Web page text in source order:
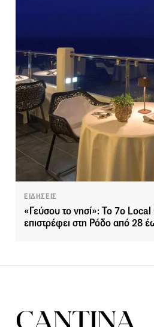
ΕΙΔΗΣΕΙΣ
«Γεύσου το νησί»: Το 7ο
επιστρέφει στη Ρόδο από 28